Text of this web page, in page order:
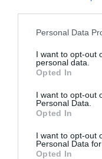
Personal Data
I want to opt-out
personal data.
Opted In
I want to opt-out
Personal Data.
Opted In
I want to opt-out
Personal Data
Opted In
mundial se ha
economía de alto
tecnificada, su
mundo,detrás de
recursos para
ámbitos clave y